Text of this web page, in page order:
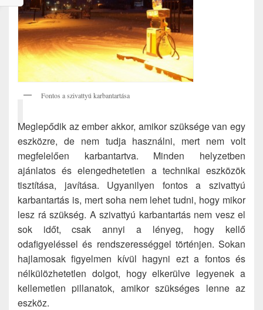
Fontos a szivattyú karbantartása
Meglepődik az ember akkor, amikor szüksége van egy
eszközre, de nem tudja használni, mert nem volt
megfelelően karbantartva. Minden helyzetben
ajánlatos és elengedhetetlen a technikai eszközök
tisztítása, javítása. Ugyanilyen fontos a szivattyú
karbantartás is, mert soha nem lehet tudni, hogy mikor
lesz rá szükség. A szivattyú karbantartás nem vesz el
sok időt, csak annyi a lényeg, hogy kellő
odafigyeléssel és rendszerességgel történjen. Sokan
hajlamosak figyelmen kívül hagyni ezt a fontos és
nélkülözhetetlen dolgot, hogy elkerülve legyenek a
kellemetlen pillanatok, amikor szükséges lenne az
eszköz.